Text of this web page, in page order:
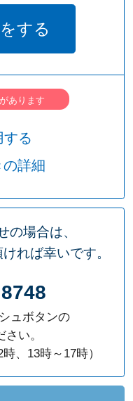
する
あります
する
詳細
の場合は、
れば幸いです。
8748
ュボタンの
い。
、13時～17時）